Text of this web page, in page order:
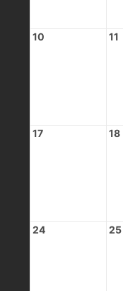
10 11
17 18
24 25